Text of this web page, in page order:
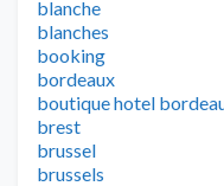
blanche
blanches
booking
bordeaux
boutique hotel
brest
brussel
brussels